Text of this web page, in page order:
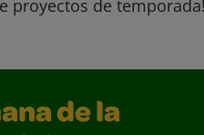
proyectos de temporada!
de la